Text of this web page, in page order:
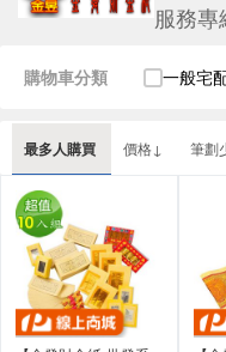
服務專
最多人購買 價格↓ 筆劃
購物車分類 一般宅